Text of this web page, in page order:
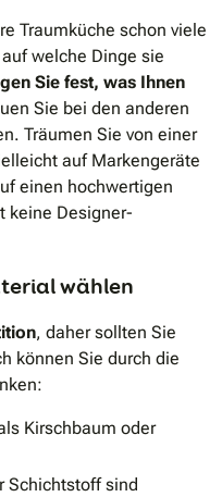
Traumküche schon viele
welche Dinge sie
Sie fest, was Ihnen
Sie bei den anderen
Träumen Sie von einer
auf Markengeräte
einen hochwertigen
keine Designer-
wählen
, daher sollten Sie
können Sie durch die
Kirschbaum oder
Schichtstoff sind